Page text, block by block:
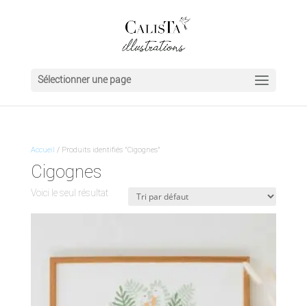
Sélectionner une page
Accueil / Produits identifiés “Cigognes”
Cigognes
Voici le seul résultat